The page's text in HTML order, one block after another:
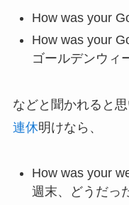
How was your
How was your
ゴールデンウィ
などと聞かれると
連休明けなら、
How was your
週末、どうだっ